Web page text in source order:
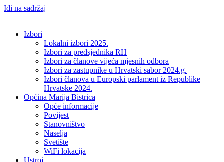
Idi na sadržaj
Izbori
Lokalni izbori 2025.
Izbori za predsjednika RH
Izbori za članove vijeća mjesnih odbora
Izbori za zastupnike u Hrvatski sabor 2024.g.
Izbori članova u Europski parlament iz Republike
Hrvatske 2024.
Općina Marija Bistrica
Opće informacije
Povijest
Stanovništvo
Naselja
Svetište
WiFi lokacija
Ustroj